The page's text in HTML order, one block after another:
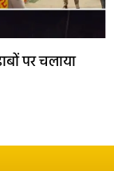
पर चलाया